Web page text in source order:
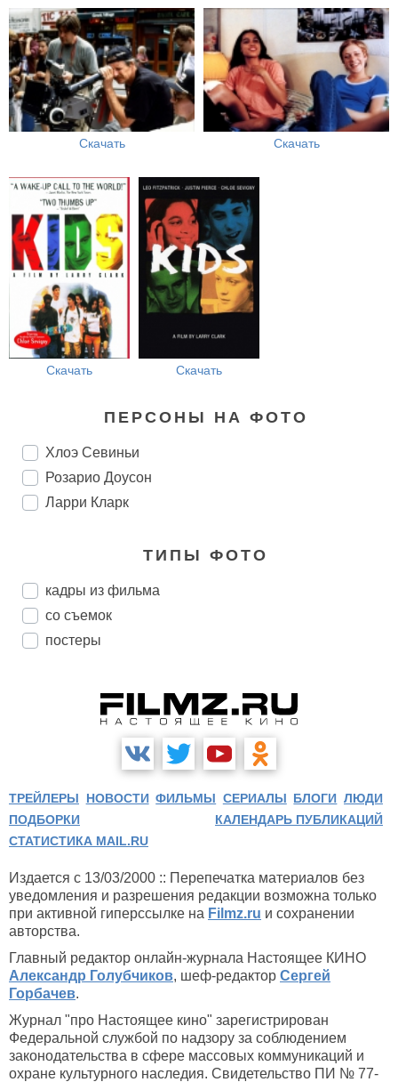
Скачать Скачать
Скачать Скачать
ПЕРСОНЫ НА ФОТО
Хлоэ Севиньи
Розарио Доусон
Ларри Кларк
ТИПЫ ФОТО
кадры из фильма
со съемок
постеры
ТРЕЙЛЕРЫ НОВОСТИ ФИЛЬМЫ СЕРИАЛЫ БЛОГИ ЛЮДИ
ПОДБОРКИ
КАЛЕНДАРЬ ПУБЛИКАЦИЙ
СТАТИСТИКА MAIL.RU
Издается с 13/03/2000 :: Перепечатка материалов без
уведомления и разрешения редакции возможна только
при активной гиперссылке на Filmz.ru и сохранении
авторства.
Главный редактор онлайн-журнала Настоящее КИНО
Александр Голубчиков, шеф-редактор Сергей
Горбачев.
Журнал "про Настоящее кино" зарегистрирован
Федеральной службой по надзору за соблюдением
законодательства в сфере массовых коммуникаций и
охране культурного наследия. Свидетельство ПИ № 77-